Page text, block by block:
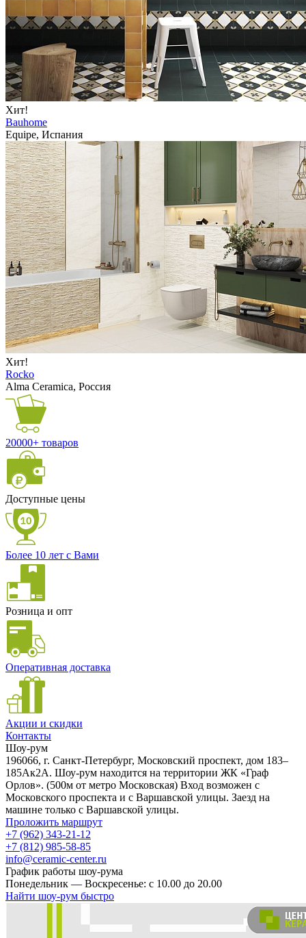
Хит!
Bauhome
Equipe, Испания
Хит!
Rocko
Alma Ceramica, Россия
20000+ товаров
Доступные цены
Более 10 лет с Вами
Розница и опт
Оперативная доставка
Акции и скидки
Контакты
Шоу-рум
196066, г. Санкт-Петербург, Московский проспект, дом 183–
185Ак2А. Шоу-рум находится на территории ЖК «Граф
Орлов». (500м от метро Московская) Вход возможен с
Московского проспекта и с Варшавской улицы. Заезд на
машине только с Варшавской улицы.
Проложить маршрут
+7 (962) 343-21-12
+7 (812) 985-58-85
info@ceramic-center.ru
График работы шоу-рума
Понедельник — Воскресенье: с 10.00 до 20.00
Найти шоу-рум быстро